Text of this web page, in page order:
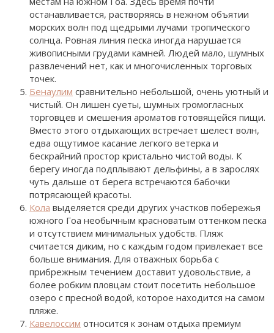
останавливается, растворяясь в нежном объятии
морских волн под щедрыми лучами тропического
солнца. Ровная линия песка иногда нарушается
живописными грудами камней. Людей мало, шумных
развлечений нет, как и многочисленных торговых
точек.
Бенаулим сравнительно небольшой, очень уютный и
чистый. Он лишен суеты, шумных громогласных
торговцев и смешения ароматов готовящейся пищи.
Вместо этого отдыхающих встречает шелест волн,
едва ощутимое касание легкого ветерка и
бескрайний простор кристально чистой воды. К
берегу иногда подплывают дельфины, а в зарослях
чуть дальше от берега встречаются бабочки
потрясающей красоты.
Кола выделяется среди других участков побережья
южного Гоа необычным красноватым оттенком песка
и отсутствием минимальных удобств. Пляж
считается диким, но с каждым годом привлекает все
больше внимания. Для отважных борьба с
прибрежным течением доставит удовольствие, а
более робким пловцам стоит посетить небольшое
озеро с пресной водой, которое находится на самом
пляже.
Кавелоссим относится к зонам отдыха премиум